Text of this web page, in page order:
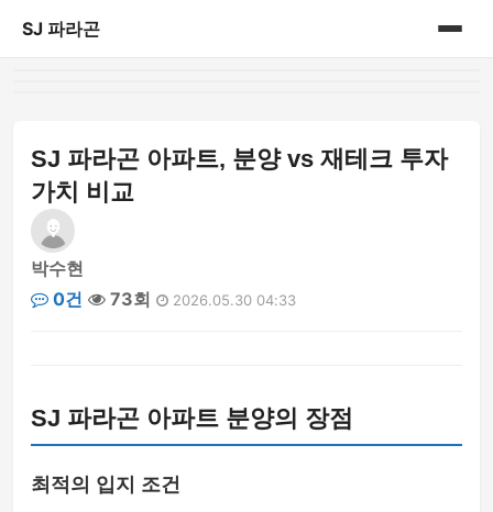
SJ 파라곤
SJ 파라곤 아파트, 분양 vs 재테크 투자
가치 비교
박수현
0건
73회 2026.05.30 04:33
SJ 파라곤 아파트 분양의 장점
최적의 입지 조건